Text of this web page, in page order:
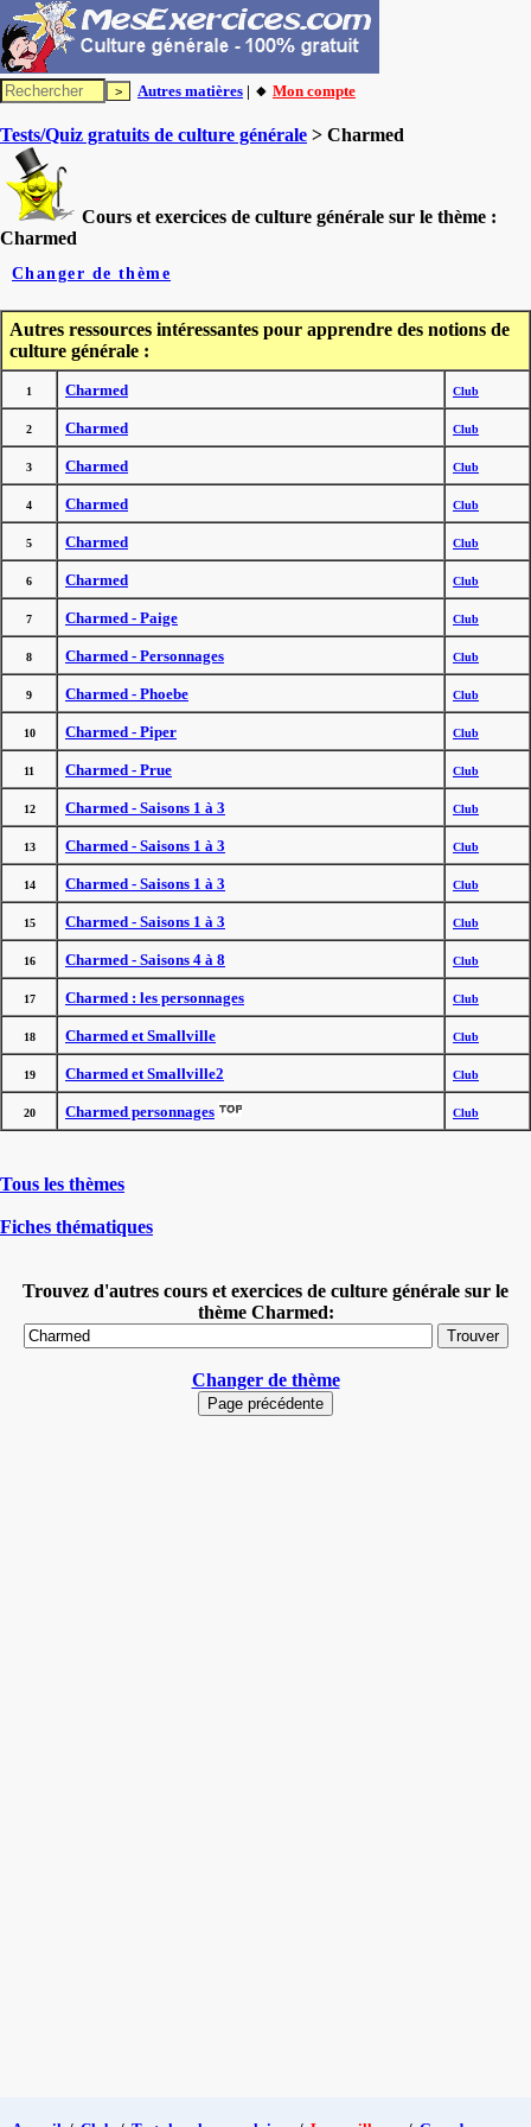
Autres matières | 🔸 Mon compte
Tests/Quiz gratuits de culture générale > Charmed
Cours et exercices de culture générale sur le thème :
Charmed
Changer de thème
Autres ressources intéressantes pour apprendre des notions de
culture générale :
1 Charmed Club
2 Charmed Club
3 Charmed Club
4 Charmed Club
5 Charmed Club
6 Charmed Club
7 Charmed - Paige Club
8 Charmed - Personnages Club
9 Charmed - Phoebe Club
10 Charmed - Piper Club
11 Charmed - Prue Club
12 Charmed - Saisons 1 à 3 Club
13 Charmed - Saisons 1 à 3 Club
14 Charmed - Saisons 1 à 3 Club
15 Charmed - Saisons 1 à 3 Club
16 Charmed - Saisons 4 à 8 Club
17 Charmed : les personnages Club
18 Charmed et Smallville Club
19 Charmed et Smallville2 Club
20 Charmed personnages Club
Tous les thèmes
Fiches thématiques
Trouvez d'autres cours et exercices de culture générale sur le
thème Charmed:
Changer de thème